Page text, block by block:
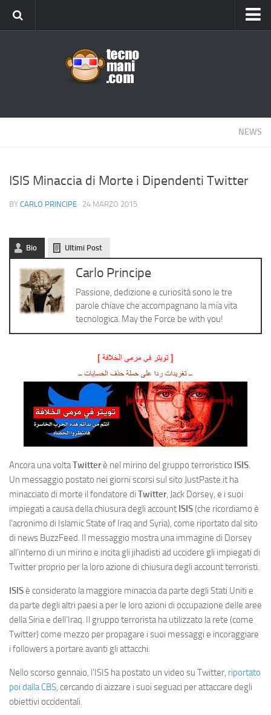
Cellulari
Gadget
Contact Us
Privacy
Cerca
NEWS
ISIS Minaccia di Morte i Dipendenti Twitter
BY CARLO PRINCIPE · 24 MARZO 2015
Bio Ultimi Post
Carlo Principe
Passione, dedizione e curiosità sono le tre
parole chiave che accompagnano la mia vita
tecnologica. May the Force be with you!
Ancora una voltaTwitterè nel mirino del gruppo terroristico ISIS.
Un messaggio postato nei giorni scorsi sul sito JustPaste.it ha
minacciato di morte il fondatore di Twitter, Jack Dorsey, e i suoi
impiegati a causa della chiusura degli account ISIS(che ricordiamo è
l’acronimo di Islamic State of Iraq and Syria), come riportato dal sito
di news BuzzFeed. Il messaggio mostra una immagine di Dorsey
all’interno di un mirino e incita gli jihadisti ad uccidere gli impiegati di
Twitter proprio per la loro azione di chiusura degli account terroristi.
ISISè considerato la maggiore minaccia da parte degli Stati Uniti e
da parte degli altri paesi a per le loro azioni di occupazione delle aree
della Siria e dell’Iraq. Il gruppo terrorista ha utilizzato la rete (come
Twitter) come mezzo per propagare i suoi messaggi e incoraggiare
i followers a portare avanti gli attacchi.
Nello scorso gennaio, l’ISIS ha postato un video su Twitter, riportato
poi dalla CBS, cercando di aizzare i suoi seguaci per attaccare degli
obiettivi occidentali.